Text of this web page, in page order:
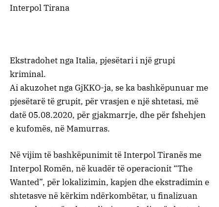
Interpol Tirana
Ekstradohet nga Italia, pjesëtari i një grupi
kriminal.
Ai akuzohet nga GjKKO-ja, se ka bashkëpunuar me
pjesëtarë të grupit, për vrasjen e një shtetasi, më
datë 05.08.2020, për gjakmarrje, dhe për fshehjen
e kufomës, në Mamurras.
Në vijim të bashkëpunimit të Interpol Tiranës me
Interpol Romën, në kuadër të operacionit “The
Wanted”, për lokalizimin, kapjen dhe ekstradimin e
shtetasve në kërkim ndërkombëtar, u finalizuan